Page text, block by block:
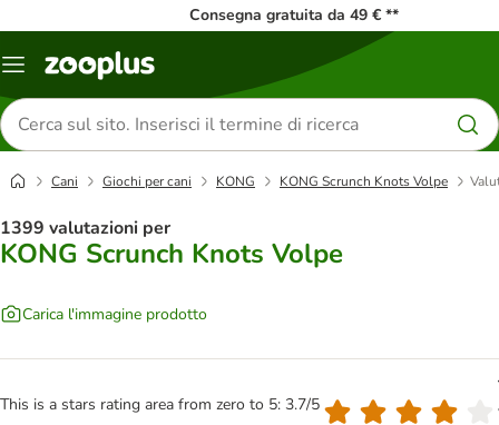
Consegna gratuita da 49 € **
Overview
Cerca
prodotti
Cani Giochi per cani KONG KONG Scrunch Knots Volpe
1399 valutazioni per
KONG Scrunch Knots Volpe
Carica l'immagine prodotto
This is a stars rating area from zero to 5: 3.7/5